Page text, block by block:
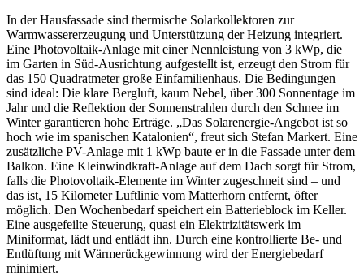
In der Hausfassade sind thermische Solarkollektoren zur
Warmwassererzeugung und Unterstützung der Heizung integriert.
Eine Photovoltaik-Anlage mit einer Nennleistung von 3 kWp, die
im Garten in Süd-Ausrichtung aufgestellt ist, erzeugt den Strom für
das 150 Quadratmeter große Einfamilienhaus. Die Bedingungen
sind ideal: Die klare Bergluft, kaum Nebel, über 300 Sonnentage im
Jahr und die Reflektion der Sonnenstrahlen durch den Schnee im
Winter garantieren hohe Erträge. „Das Solarenergie-Angebot ist so
hoch wie im spanischen Katalonien“, freut sich Stefan Markert. Eine
zusätzliche PV-Anlage mit 1 kWp baute er in die Fassade unter dem
Balkon. Eine Kleinwindkraft-Anlage auf dem Dach sorgt für Strom,
falls die Photovoltaik-Elemente im Winter zugeschneit sind – und
das ist, 15 Kilometer Luftlinie vom Matterhorn entfernt, öfter
möglich. Den Wochenbedarf speichert ein Batterieblock im Keller.
Eine ausgefeilte Steuerung, quasi ein Elektrizitätswerk im
Miniformat, lädt und entlädt ihn. Durch eine kontrollierte Be- und
Entlüftung mit Wärmerückgewinnung wird der Energiebedarf
minimiert.